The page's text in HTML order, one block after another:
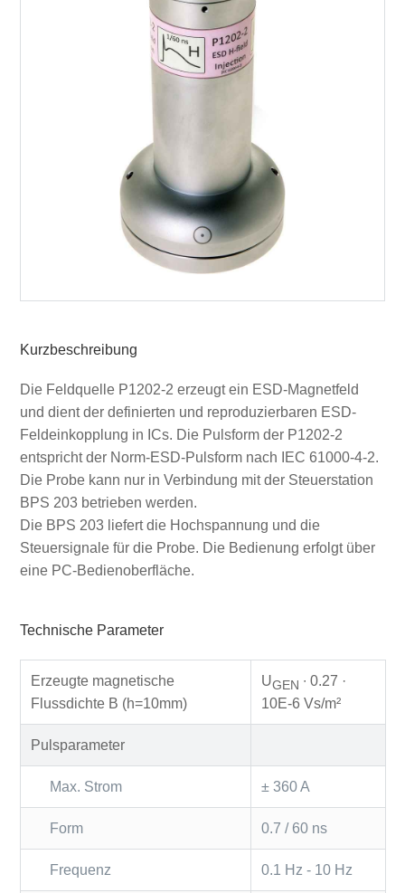
Kurzbeschreibung
Die Feldquelle P1202-2 erzeugt ein ESD-Magnetfeld
und dient der definierten und reproduzierbaren ESD-
Feldeinkopplung in ICs. Die Pulsform der P1202-2
entspricht der Norm-ESD-Pulsform nach IEC 61000-4-2.
Die Probe kann nur in Verbindung mit der Steuerstation
BPS 203 betrieben werden.
Die BPS 203 liefert die Hochspannung und die
Steuersignale für die Probe. Die Bedienung erfolgt über
eine PC-Bedienoberfläche.
Technische Parameter
Erzeugte magnetische
Flussdichte B (h=10mm)
UGEN ∙ 0.27 ·
10E-6 Vs/m²
Pulsparameter
Max. Strom ± 360 A
Form 0.7 / 60 ns
Frequenz 0.1 Hz - 10 Hz